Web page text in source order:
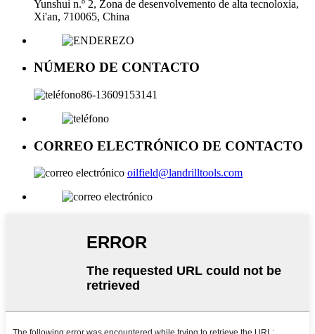
Yunshui n.º 2, Zona de desenvolvemento de alta tecnoloxía,
Xi'an, 710065, China
NÚMERO DE CONTACTO
86-13609153141
CORREO ELECTRÓNICO DE CONTACTO
oilfield@landrilltools.com